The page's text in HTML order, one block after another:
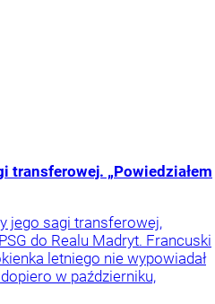
transferowej. „Powiedziałem
jego sagi transferowej,
do Realu Madryt. Francuski
letniego nie wypowiadał
w październiku,